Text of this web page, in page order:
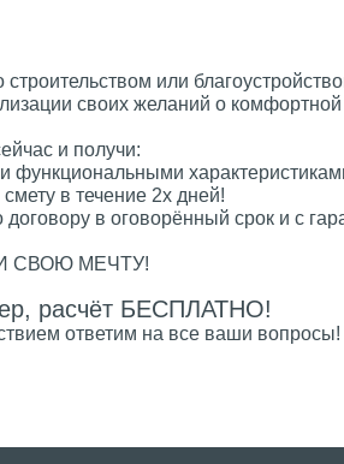
или
своих желаний о комфортной
и получи:
функциональными
в течение 2х дней!
в оговорённый срок и с
СВОЮ МЕЧТУ!
расчёт БЕСПЛАТНО!
ответим на все ваши вопросы!